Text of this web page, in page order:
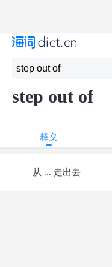
step out of
释义
从 ... 走出去